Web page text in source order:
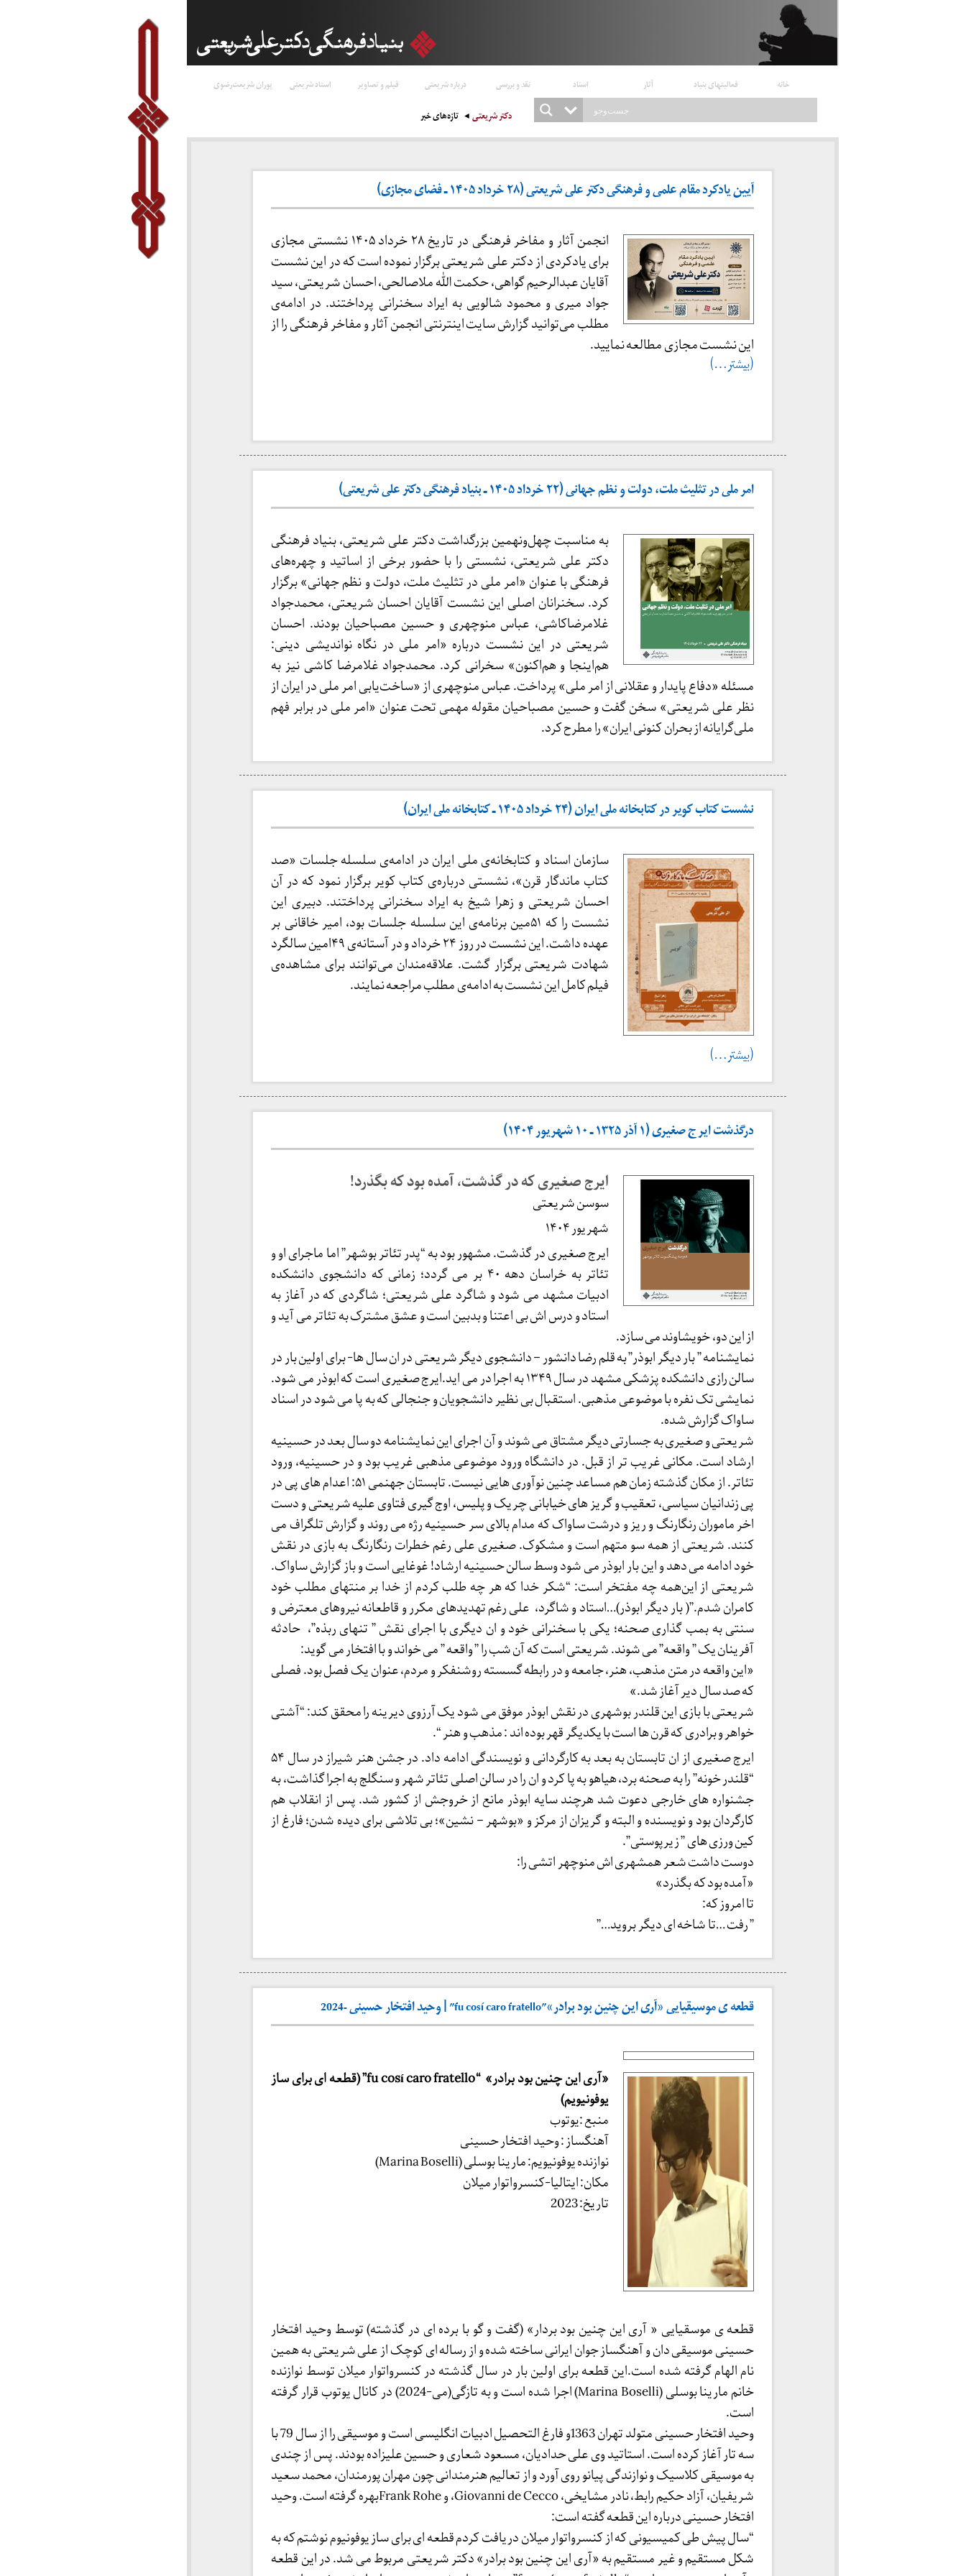
خانه فعالیتهای بنیاد آثار اسناد نقد و بررسی درباره شریعتی فیلم و تصاویر استاد شریعتی پوران شریعت‌رضوی
دکتر شریعتی تازه‌های خبر
آیین یادکرد مقام علمی و فرهنگی دکتر علی شریعتی (۲۸ خرداد ۱۴۰۵ ـ فضای مجازی)
انجمن آثار و مفاخر فرهنگی در تاریخ ۲۸ خرداد ۱۴۰۵ نشستی مجازی
برای یادکردی از دکتر علی شریعتی برگزار نموده‌ است که در این نشست
آقایان عبدالرحیم گواهی، حکمت الله ملاصالحی، احسان شریعتی، سید
جواد میری و محمود شالویی به ایراد سخنرانی پرداختند. در ادامه‌ی
مطلب می‌توانید گزارش سایت اینترنتی انجمن آثار و مفاخر فرهنگی را از
این نشست مجازی مطالعه نمایید.
(بیشتر…)
امر ملی در تثلیث ملت، دولت و نظم جهانی (۲۲ خرداد ۱۴۰۵ ـ بنیاد فرهنگی دکتر علی شریعتی)
به مناسبت چهل‌ونهمین بزرگداشت دکتر علی شریعتی، بنیاد فرهنگی
دکتر علی شریعتی، نشستی را با حضور برخی از اساتید و چهره‌های
فرهنگی با عنوان «امر ملی در تثلیث ملت، دولت و نظم جهانی» برگزار
کرد. سخنرانان اصلی این نشست آقایان احسان شریعتی، محمدجواد
غلامرضا‌کاشی، عباس منوچهری و حسین مصباحیان بودند. احسان
شریعتی در این نشست درباره «امر ملی در نگاه نواندیشی دینی:
هم‌اینجا و هم‌اکنون» سخرانی کرد. محمدجواد غلامرضا کاشی نیز به
مسئله «دفاع پایدار و عقلانی از امر ملی» پرداخت. عباس منوچهری از «ساخت‌یابی امر ملی در ایران از
نظر علی شریعتی» سخن گفت و حسین مصباحیان مقوله مهمی تحت عنوان «امر ملی در برابر فهم
ملی‌گرایانه از بحران کنونی ایران» را مطرح کرد.
نشست کتاب کویر در کتابخانه ملی ایران (۲۴ خرداد ۱۴۰۵ ـ کتابخانه‌ ملی ایران)
سازمان اسناد و کتابخانه‌ی ملی ایران در ادامه‌ی سلسله جلسات «صد
کتاب ماندگار قرن»، نشستی درباره‌ی کتاب کویر برگزار نمود که در آن
احسان شریعتی و زهرا شیخ به ایراد سخنرانی پرداختند. دبیری این
نشست را که ۵۱مین برنامه‌ی این سلسله جلسات بود، امیر خاقانی بر
عهده داشت. این نشست در روز ۲۴ خرداد و در آستانه‌ی ۴۹امین سالگرد
شهادت شریعتی برگزار گشت. علاقه‌مندان می‌توانند برای مشاهده‌ی
فیلم کامل این نشست به ادامه‌ی مطلب مراجعه نمایند.
(بیشتر…)
درگذشت ایرج صغیری (۱ آذر ۱۳۲۵ ـ ۱۰ شهریور ۱۴۰۴)
ایرج صغیری که در گذشت، آمده بود که بگذرد!
سوسن شریعتی
شهریور ۱۴۰۴
ایرج صغیری در گذشت. مشهور بود به “پدر تئاتر بوشهر” اما ماجرای او و
تئاتر به خراسان دهه ۴۰ بر می گردد؛ زمانی که دانشجوی دانشکده
ادبیات مشهد می شود و شاگرد علی شریعتی؛ شاگردی که در آغاز به
استاد و درس اش بی اعتنا و بدبین است و عشق مشترک به تئاتر می آید و
از این دو، خویشاوند می سازد.‌
نمایشنامه ” بار دیگر ابوذر” به قلم رضا دانشور – دانشجوی دیگر شریعتی در ان سال ها- برای اولین بار در
سالن رازی دانشکده پزشکی مشهد در سال ۱۳۴۹ به اجرا در می اید.ایرج صغیری است که ابوذر می شود.
نمایشی تک نفره با موضوعی مذهبی. استقبال بی نظیر دانشجویان و جنجالی که به پا می شود در اسناد
ساواک گزارش شده.
شریعتی و صغیری به جسارتی دیگر مشتاق می شوند و آن اجرای این نمایشنامه دو سال بعد در حسینیه
ارشاد است. مکانی غریب تر از قبل. در دانشگاه ورود موضوعی مذهبی غریب بود و در حسینیه، ورود
تئاتر. از مکان گذشته زمان هم مساعد چنین نوآوری هایی نیست. تابستان جهنمی ۵۱: اعدام های پی در
پی زندانیان سیاسی، تعقیب و گریز های خیابانی چریک و پلیس، اوج گیری فتاوی علیه شریعتی و دست
اخر ماموران رنگارنگ‌ و ریز و درشت ساواک که مدام بالای سر حسینیه رژه می روند و گزارش تلگراف می
کنند. شریعتی از همه سو متهم است و مشکوک. صغیری علی رغم خطرات رنگارنگ‌ به بازی در نقش
خود ادامه می دهد و این بار ابوذر می شود وسط سالن حسینیه ارشاد! غوغایی است و باز گزارش ساواک.
شریعتی از این‌همه چه مفتخر است: “شکر خدا که هر چه طلب کردم از خدا بر منتهای مطلب خود
کامران شدم.”( بار دیگر ابوذر)…استاد و شاگرد، علی رغم تهدیدهای مکرر و قاطعانه نیروهای معترض و
سنتی به بمب گذاری صحنه؛ یکی با سخنرانی خود و ان دیگری با اجرای نقش ” تنهای ربذه”، حادثه
آفرینان یک ” واقعه” می شوند. شریعتی است که آن شب را ” واقعه ” می خواند و با افتخار می گوید:
«این واقعه در متن مذهب، هنر، جامعه و در رابطه گسسته روشنفکر و مردم، عنوان یک فصل بود. فصلی
که صد سال دیر آغاز شد.»
شریعتی با بازی این قلندر بوشهری در نقش ابوذر موفق می شود یک آرزوی دیرینه را محقق کند: “آشتی
خواهر و برادری که قرن ها است با یکدیگر قهر بوده اند : مذهب و هنر “.
ایرج صغیری از ان‌ تابستان به بعد به کارگردانی و نویسندگی ادامه داد. در جشن هنر شیراز در سال ۵۴
“قلندر خونه” را به صحنه برد، هیاهو به پا کرد و ان را در سالن اصلی تئاتر شهر و سنگلج به اجرا گذاشت، به
جشنواره های خارجی دعوت شد هرچند سایه ابوذر مانع از خروجش از کشور شد.‌ پس از انقلاب هم
کارگردان بود و نویسنده و البته و گریزان از مرکز و «بوشهر – نشین»؛ بی تلاشی برای دیده شدن؛ فارغ از
کین ورزی های ” زیرپوستی”.
دوست داشت شعر همشهری اش منوچهر اتشی را:
«آمده بود که بگذرد»
تا امروز که:
” رفت …تا شاخه ای دیگر بروید…”
قطعه ی موسیقیایی «آری این چنین بود برادر»”fu cosí caro fratello” | وحید افتخار حسینی -2024
«آری این چنین بود برادر» “fu cosí caro fratello” (قطعه ای برای ساز
یوفونیویم)
منبع :یوتوب
آهنگساز : وحید افتخار حسینی
نوازنده یوفونیویم: مارینا بوسلی (Marina Boselli)
مکان: ایتالیا-کنسرواتوار میلان
تاریخ: 2023
قطعه ی موسقیایی « آری این چنین بود بردار» (گفت و گو با برده ای در گذشته) توسط وحید افتخار
حسینی موسیقی دان و آهنگساز جوان ایرانی ساخته شده و از رساله ای کوچک از علی شریعتی به همین
نام الهام گرفته شده است.این قطعه برای اولین بار در سال گذشته در کنسرواتوار میلان توسط نوازنده
خانم مارینا بوسلی (Marina Boselli) اجرا شده است و به تازگی(می-2024) در کانال یوتوب قرار گرفته
است.
وحید افتخار حسینی متولد تهران 1363و فارغ التحصیل ادبیات انگلیسی است و موسیقی را از سال 79 با
سه تار آغاز کرده است. استاتید وی علی حدادیان، مسعود شعاری و حسین علیزاده بودند. پس از چندی
به موسیقی کلاسیک و نوازندگی پیانو روی آورد و از تعالیم هنرمندانی چون مهران پورمندان، محمد سعید
شریفیان، آزاد حکیم رابط، نادر مشایخی، Giovanni de Cecco، و Frank Roheبهره گرفته است. وحید
افتخار حسینی درباره این قطعه گفته است:
“سال پیش طی کمیسیونی که از کنسرواتوار میلان دریافت کردم قطعه ای برای ساز یوفونیوم نوشتم که به
شکل مستقیم و غیر مستقیم به «آری این چنین بود برادر» دکتر شریعتی مربوط می شد. در این قطعه